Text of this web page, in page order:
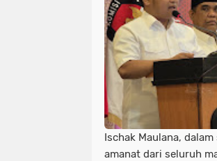
Ischak Maulana,
amanat dari seluruh